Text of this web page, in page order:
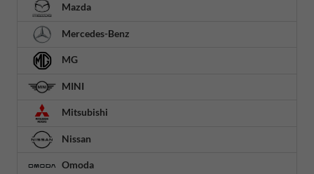
Mazda
Mercedes-Benz
MG
MINI
Mitsubishi
Nissan
Omoda